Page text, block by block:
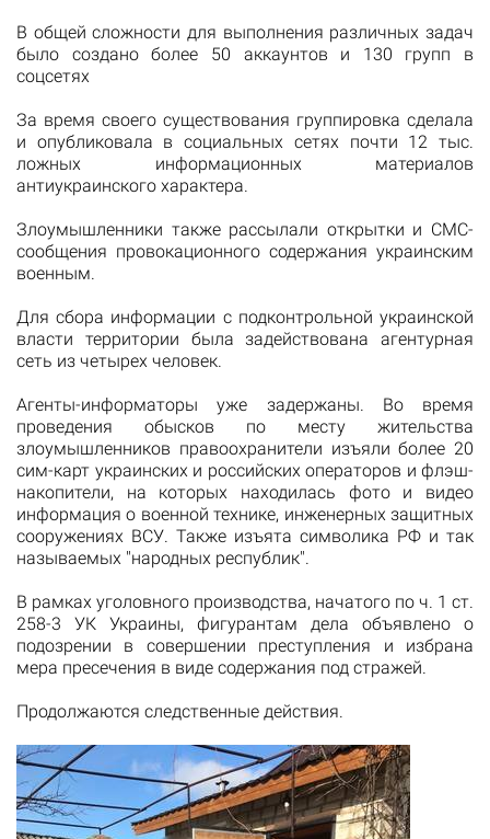
В общей сложности для выполнения различных задач
было создано более 50 аккаунтов и 130 групп в
соцсетях
За время своего существования группировка сделала
и опубликовала в социальных сетях почти 12 тыс.
ложных информационных материалов
антиукраинского характера.
Злоумышленники также рассылали открытки и СМС-
сообщения провокационного содержания украинским
военным.
Для сбора информации с подконтрольной украинской
власти территории была задействована агентурная
сеть из четырех человек.
Агенты-информаторы уже задержаны. Во время
проведения обысков по месту жительства
злоумышленников правоохранители изъяли более 20
сим-карт украинских и российских операторов и флэш-
накопители, на которых находилась фото и видео
информация о военной технике, инженерных защитных
сооружениях ВСУ. Также изъята символика РФ и так
называемых "народных республик".
В рамках уголовного производства, начатого по ч. 1 ст.
258-3 УК Украины, фигурантам дела объявлено о
подозрении в совершении преступления и избрана
мера пресечения в виде содержания под стражей.
Продолжаются следственные действия.